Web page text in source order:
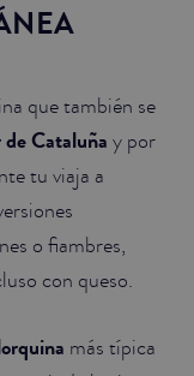
que también se
de Cataluñay por
tu viaja a
o fiambres,
con queso.
más típica